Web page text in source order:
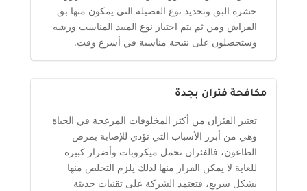
حشرة البق وتحديد نوع الفصيلة التي يمكون منها بق
الفراش ومن ثم يتم اختيار نوع المبيد المناسب ورشه
وستحصلون على نتيجة مناسبة في أسرع وقت.
مكافحة فئران بجدة
تعتبر الفئران من أكثر المخلوقات المزعجة في الحياة
وهي من أبرز الأسباب التي تؤدي للإصابة بمرض
الطاعون، فالفئران تحمل ميكروبات وأضرار كبيرة
للغاية لا يمكن الفرار منها لذلك يلزم التخلص منها
بشكل سريع، فتعتمد الشركة على تقنيات حديثة